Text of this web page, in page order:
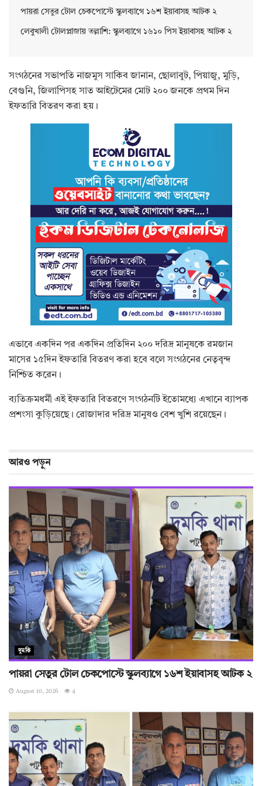
পায়রা সেতুর টোল চেকপোস্টে স্কুলব্যাগে ১৬শ ইয়াবাসহ আটক ২
লেবুখালী টোলপ্লাজায় তল্লাশি: স্কুলব্যাগে ১৬১০ পিস ইয়াবাসহ আটক ২
সংগঠনের সভাপতি নাজমুস সাকিব জানান, ছোলাবুট, পিয়াজু, মুড়ি,
বেগুনি, জিলাপিসহ সাত আইটেমের মোট ২০০ জনকে প্রথম দিন
ইফতারি বিতরণ করা হয়।
এভাবে একদিন পর একদিন প্রতিদিন ২০০ দরিদ্র মানুষকে রমজান
মাসের ১৫দিন ইফতারি বিতরণ করা হবে বলে সংগঠনের নেতৃবৃন্দ
নিশ্চিত করেন।
ব্যতিক্রমধর্মী এই ইফতারি বিতরণে সংগঠনটি ইতোমধ্যে এখানে ব্যাপক
প্রশংসা কুড়িয়েছে। রোজাদার দরিদ্র মানুষও বেশ খুশি রয়েছেন।
আরও পড়ুন
দুমকি
পায়রা সেতুর টোল চেকপোস্টে স্কুলব্যাগে ১৬শ ইয়াবাসহ আটক ২
August 10, 2026 4